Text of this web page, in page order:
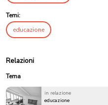
Temi:
educazione
Relazioni
Tema
in relazione
educazione